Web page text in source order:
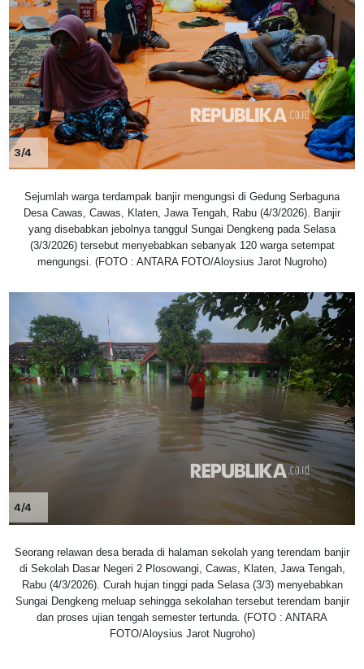
3/4
Sejumlah warga terdampak banjir mengungsi di Gedung Serbaguna
Desa Cawas, Cawas, Klaten, Jawa Tengah, Rabu (4/3/2026). Banjir
yang disebabkan jebolnya tanggul Sungai Dengkeng pada Selasa
(3/3/2026) tersebut menyebabkan sebanyak 120 warga setempat
mengungsi. (FOTO : ANTARA FOTO/Aloysius Jarot Nugroho)
4/4
Seorang relawan desa berada di halaman sekolah yang terendam banjir
di Sekolah Dasar Negeri 2 Plosowangi, Cawas, Klaten, Jawa Tengah,
Rabu (4/3/2026). Curah hujan tinggi pada Selasa (3/3) menyebabkan
Sungai Dengkeng meluap sehingga sekolahan tersebut terendam banjir
dan proses ujian tengah semester tertunda. (FOTO : ANTARA
FOTO/Aloysius Jarot Nugroho)